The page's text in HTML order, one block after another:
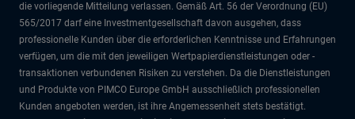
die vorliegende Mitteilung verlassen. Gemäß Art. 56 der Verordnung (EU)
565/2017 darf eine Investmentgesellschaft davon ausgehen, dass
professionelle Kunden über die erforderlichen Kenntnisse und Erfahrungen
verfügen, um die mit den jeweiligen Wertpapierdienstleistungen oder -
transaktionen verbundenen Risiken zu verstehen. Da die Dienstleistungen
und Produkte von PIMCO Europe GmbH ausschließlich professionellen
Kunden angeboten werden, ist ihre Angemessenheit stets bestätigt.